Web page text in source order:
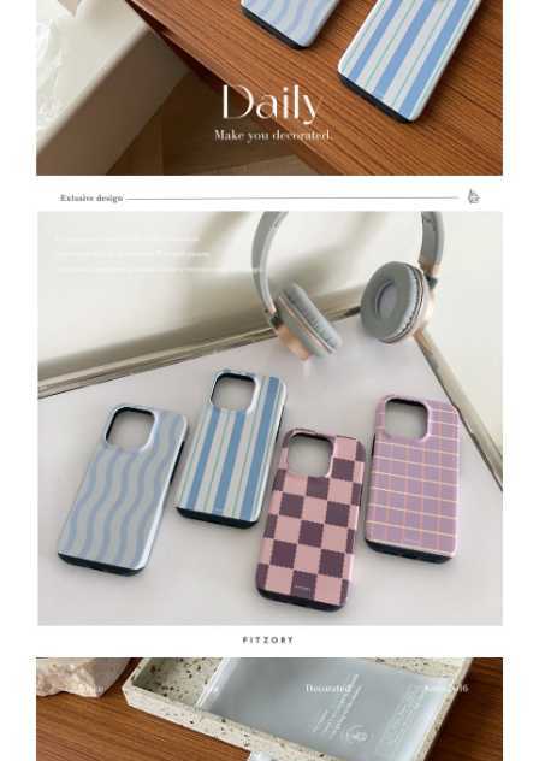
瀏覽全部
NT$ 132.05
NT$ 139.00
- +
[ 推薦 ] 9D頂級鑽石全屏 ｜
iphone玻璃鋼化膜
NT$ 189.05
NT$ 199.00
-
加入購物車